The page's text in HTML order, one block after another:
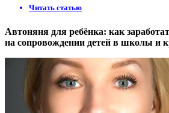
Читать статью
Автоняня для ребёнка: как
на сопровождении детей в школы и